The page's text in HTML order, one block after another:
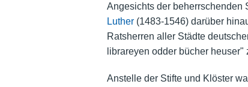
Angesichts der beherrschenden
Luther(1483-1546) darüber
Ratsherren aller Städte
librareyen odder bücher heuser"
Anstelle der Stifte und Klöster